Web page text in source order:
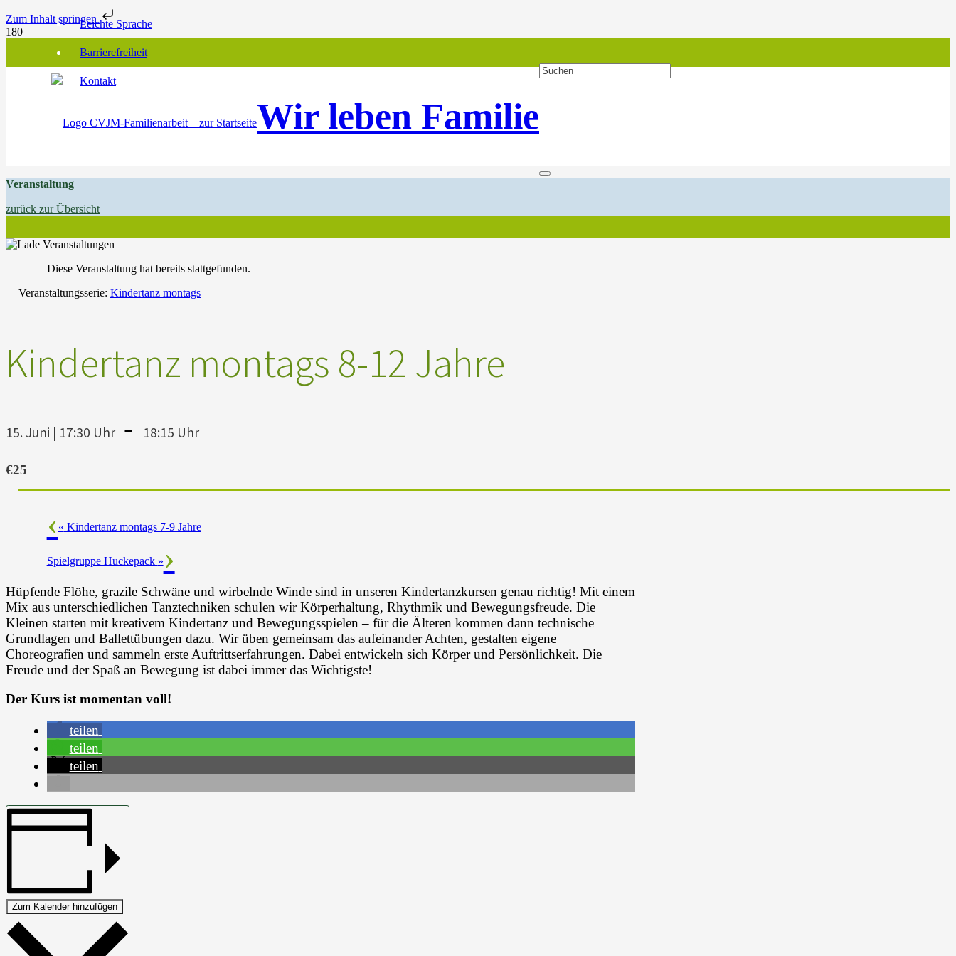
Zum Inhalt springenLeichte Sprache
Barrierefreiheit
Kontakt
Wir leben Familie
Veranstaltung
zurück zur Übersicht
Diese Veranstaltung hat bereits stattgefunden.
Veranstaltungsserie: Kindertanz montags
Kindertanz montags 8-12 Jahre
15. Juni | 17:30 Uhr - 18:15 Uhr
€25
« Kindertanz montags 7-9 Jahre
Spielgruppe Huckepack »
Hüpfende Flöhe, grazile Schwäne und wirbelnde Winde sind in unseren Kindertanzkursen genau richtig! Mit einem
Mix aus unterschiedlichen Tanztechniken schulen wir Körperhaltung, Rhythmik und Bewegungsfreude. Die
Kleinen starten mit kreativem Kindertanz und Bewegungsspielen – für die Älteren kommen dann technische
Grundlagen und Ballettübungen dazu. Wir üben gemeinsam das aufeinander Achten, gestalten eigene
Choreografien und sammeln erste Auftrittserfahrungen. Dabei entwickeln sich Körper und Persönlichkeit. Die
Freude und der Spaß an Bewegung ist dabei immer das Wichtigste!
Der Kurs ist momentan voll!
teilen
teilen
teilen
Zum Kalender hinzufügen